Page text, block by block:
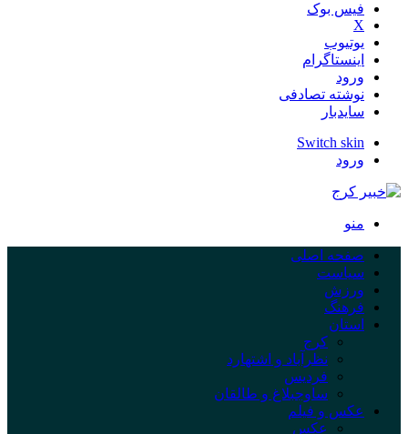
فیس بوک
X
یوتیوب
اینستاگرام
ورود
نوشته تصادفی
سایدبار
Switch skin
ورود
منو
صفحه اصلی
سیاست
ورزش
فرهنگ
استان
کرج
نظرآباد و اشتهارد
فردیس
ساوجبلاغ و طالقان
عکس و فیلم
عکس